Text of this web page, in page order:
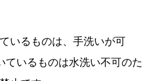
いるものは、手洗いが可
ているものは水洗い不可のた